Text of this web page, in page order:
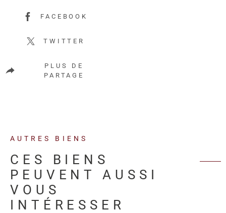
FACEBOOK
TWITTER
PLUS DE
PARTAGE
AUTRES BIENS
CES BIENS
PEUVENT AUSSI
VOUS
INTÉRESSER